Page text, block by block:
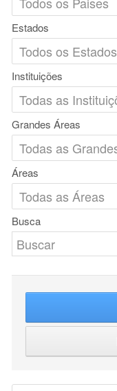
Estados
Instituições
Grandes Áreas
Áreas
Busca